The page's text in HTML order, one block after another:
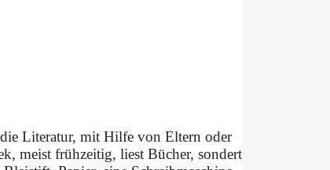
Li­te­ra­tur, mit Hil­fe von El­tern oder
meist früh­zei­tig, liest Bü­cher, son­dert